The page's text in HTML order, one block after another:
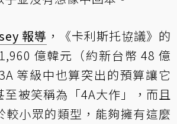
報導 ，《卡利斯托協議》的
億韓元（約新台幣 48 億
等級中也算突出的預算讓它
至被笑稱為「4A大作」，而且
較小眾的類型，能夠擁有這麼